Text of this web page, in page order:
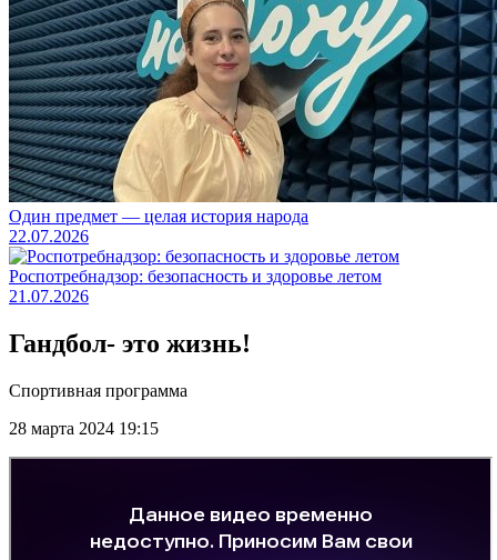
Один предмет — целая история народа
22.07.2026
Роспотребнадзор: безопасность и здоровье летом
21.07.2026
Гандбол- это жизнь!
Спортивная программа
28 марта 2024 19:15